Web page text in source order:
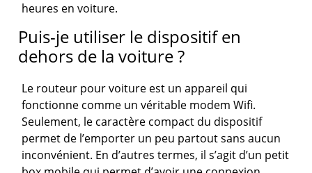
heures en voiture.
Puis-je utiliser le dispositif en
dehors de la voiture ?
Le routeur pour voiture est un appareil qui
fonctionne comme un véritable modem Wifi.
Seulement, le caractère compact du dispositif
permet de l’emporter un peu partout sans aucun
inconvénient. En d’autres termes, il s’agit d’un petit